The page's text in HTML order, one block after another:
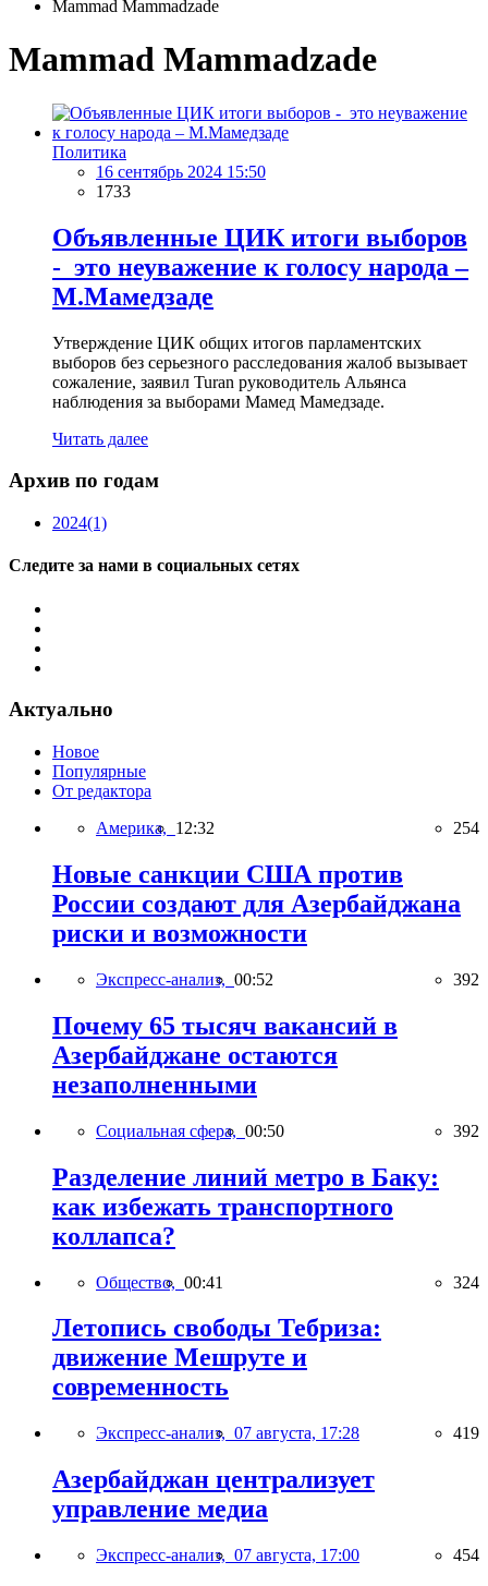
Mammad Mammadzade
Mammad Mammadzade
Политика
16 сентябрь 2024 15:50
1733
Объявленные ЦИК итоги выборов
- это неуважение к голосу народа –
М.Мамедзаде
Утверждение ЦИК общих итогов парламентских
выборов без серьезного расследования жалоб вызывает
сожаление, заявил Turan руководитель Альянса
наблюдения за выборами Мамед Мамедзаде.
Читать далее
Архив по годам
2024(1)
Следите за нами в социальных сетях
Актуально
Новое
Популярные
От редактора
Америка, 12:32 254
Новые санкции США против
России создают для Азербайджана
риски и возможности
Экспресс-анализ, 00:52 392
Почему 65 тысяч вакансий в
Азербайджане остаются
незаполненными
Социальная сфера, 00:50 392
Разделение линий метро в Баку:
как избежать транспортного
коллапса?
Общество, 00:41 324
Летопись свободы Тебриза:
движение Мешруте и
современность
Экспресс-анализ, 07 августа, 17:28 419
Азербайджан централизует
управление медиа
Экспресс-анализ, 07 августа, 17:00 454